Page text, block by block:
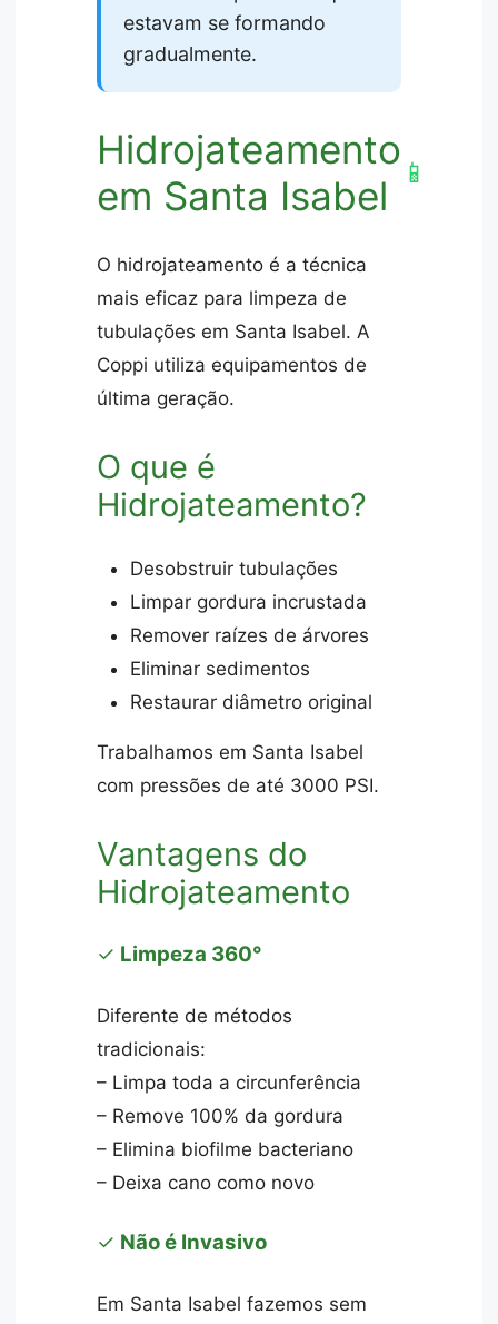
estavam se formando
gradualmente.
Hidrojateamento
em Santa Isabel
📱
O hidrojateamento é a técnica
mais eficaz para limpeza de
tubulações em Santa Isabel. A
Coppi utiliza equipamentos de
última geração.
O que é
Hidrojateamento?
Desobstruir tubulações
Limpar gordura incrustada
Remover raízes de árvores
Eliminar sedimentos
Restaurar diâmetro original
Trabalhamos em Santa Isabel
com pressões de até 3000 PSI.
Vantagens do
Hidrojateamento
✓ Limpeza 360°
Diferente de métodos
tradicionais:
– Limpa toda a circunferência
– Remove 100% da gordura
– Elimina biofilme bacteriano
– Deixa cano como novo
✓ Não é Invasivo
Em Santa Isabel fazemos sem